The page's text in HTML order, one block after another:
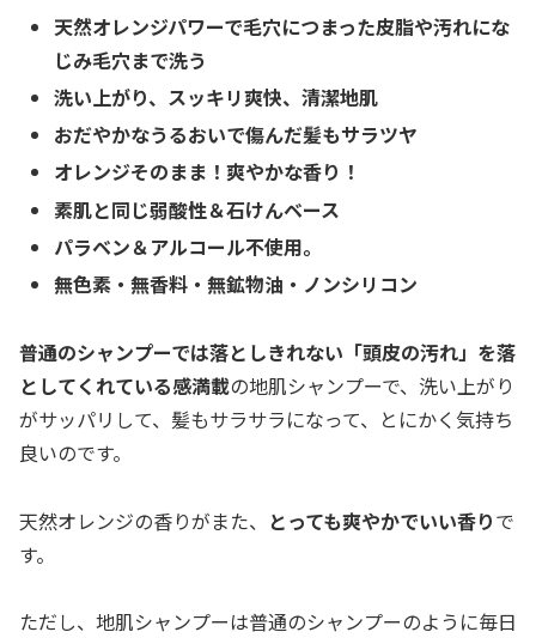
天然オレンジパワーで毛穴につまった皮脂や汚れにな
じみ毛穴まで洗う
洗い上がり、スッキリ爽快、清潔地肌
おだやかなうるおいで傷んだ髪もサラツヤ
オレンジそのまま！爽やかな香り！
素肌と同じ弱酸性＆石けんベース
パラベン＆アルコール不使用。
無色素・無香料・無鉱物油・ノンシリコン
普通のシャンプーでは落としきれない「頭皮の汚れ」を落
としてくれている感満載の地肌シャンプーで、洗い上がり
がサッパリして、髪もサラサラになって、とにかく気持ち
良いのです。
天然オレンジの香りがまた、 とっても爽やかでいい香りで
す。
ただし、地肌シャンプーは普通のシャンプーのように毎日